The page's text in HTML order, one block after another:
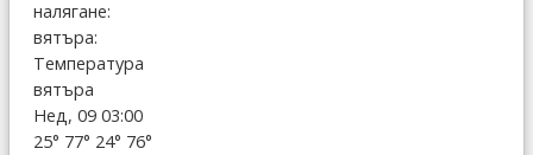
налягане:
вятъра:
Температура
вятъра
Нед, 09 03:00
25° 77° 24° 76°